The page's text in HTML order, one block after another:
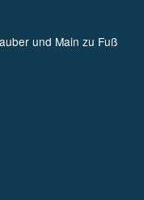
und Main zu Fuß